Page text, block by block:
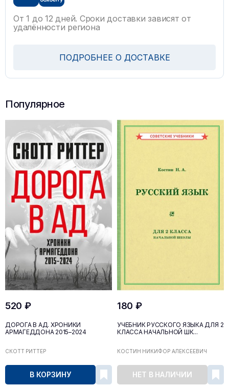
От 1 до 12 дней. Сроки доставки зависят от
удалённости региона
ПОДРОБНЕЕ О ДОСТАВКЕ
Популярное
520 ₽
ДОРОГА В АД. ХРОНИКИ
АРМАГЕДДОНА 2015–2024
СКОТТ РИТТЕР
В КОРЗИНУ
180 ₽
УЧЕБНИК РУССКОГО ЯЗЫКА ДЛЯ 2
КЛАССА НАЧАЛЬНОЙ ШК...
КОСТИН НИКИФОР АЛЕКСЕЕВИЧ
НЕТ В НАЛИЧИИ